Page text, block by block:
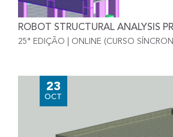
ROBOT STRUCTURAL ANALYSIS
25ª EDIÇÃO | ONLINE (CURSO
23
OCT